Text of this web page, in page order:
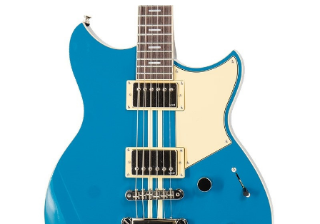
ベース ウクレレ
ドラム パーカッション
電子ピアノ